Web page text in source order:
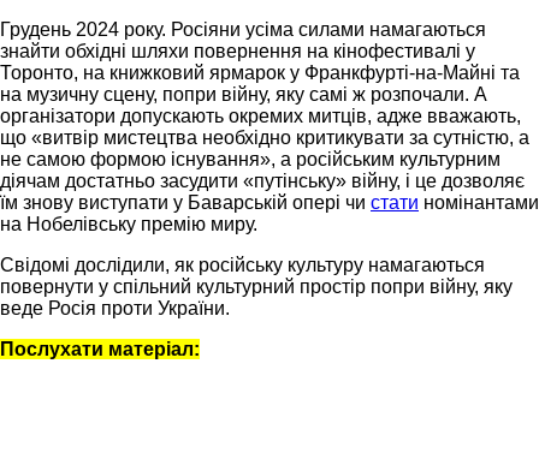
Грудень 2024 року. Росіяни усіма силами намагаються
знайти обхідні шляхи повернення на кінофестивалі у
Торонто, на книжковий ярмарок у Франкфурті-на-Майні та
на музичну сцену, попри війну, яку самі ж розпочали. А
організатори допускають окремих митців, адже вважають,
що «витвір мистецтва необхідно критикувати за сутністю, а
не самою формою існування», а російським культурним
діячам достатньо засудити «путінську» війну, і це дозволяє
їм знову виступати у Баварській опері чи стати номінантами
на Нобелівську премію миру.
Свідомі дослідили, як російську культуру намагаються
повернути у спільний культурний простір попри війну, яку
веде Росія проти України.
Послухати матеріал: